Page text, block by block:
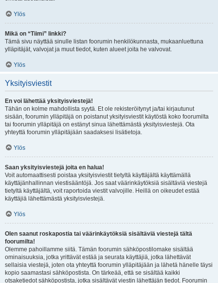
Ylös
Mikä on “Tiimi” linkki?
Tämä sivu näyttää sinulle listan foorumin henkilökunnasta, mukaanluettuna
ylläpitäjät, valvojat ja muut tiedot, kuten alueet joita he valvovat.
Ylös
Yksityisviestit
En voi lähettää yksityisviestejä!
Tähän on kolme mahdollista syytä. Et ole rekisteröitynyt ja/tai kirjautunut
sisään, foorumin ylläpitäjä on poistanut yksityisviestit käytöstä koko foorumilta
tai foorumin ylläpitäjä on estänyt sinua lähettämästä yksityisviestejä. Ota
yhteyttä foorumin ylläpitäjään saadaksesi lisätietoja.
Ylös
Saan yksityisviestejä joita en halua!
Voit automaattisesti poistaa yksityisviestit tietyltä käyttäjältä käyttämällä
käyttäjänhallinnan viestisääntöjä. Jos saat väärinkäytöksiä sisältäviä viestejä
tietyltä käyttäjältä, voit raportoida viestit valvojille. Heillä on oikeudet estää
käyttäjiä lähettämästä yksityisviestejä.
Ylös
Olen saanut roskapostia tai väärinkäytöksiä sisältäviä viestejä tältä
foorumilta!
Olemme pahoillamme siitä. Tämän foorumin sähköpostilomake sisältää
ominaisuuksia, jotka yrittävät estää ja seurata käyttäjiä, jotka lähettävät
sellaisia viestejä, joten ota yhteyttä foorumin ylläpitäjään ja lähetä hänelle täysi
kopio saamastasi sähköpostista. On tärkeää, että se sisältää kaikki
otsaketiedot sähköpostista, jotka sisältävät viestin lähettäjän tiedot. Foorumin